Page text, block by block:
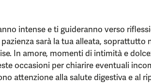
intense e ti guideranno verso
sarà la tua alleata, soprattutto
In amore, momenti di intimità e
occasioni per chiarire eventuali
attenzione alla salute digestiva e al